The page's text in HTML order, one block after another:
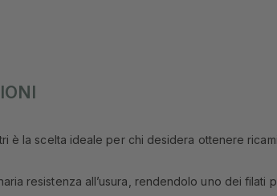
è la scelta ideale per chi desidera ottenere
resistenza all’usura, rendendolo uno dei filati